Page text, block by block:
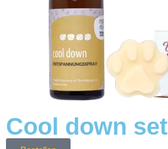
Cool down set